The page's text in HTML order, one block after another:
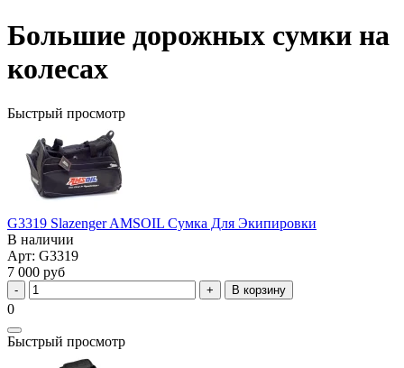
Большие дорожных сумки на
колесах
Быстрый просмотр
G3319 Slazenger AMSOIL Сумка Для Экипировки
В наличии
Арт: G3319
7 000 руб
В корзину
0
Быстрый просмотр